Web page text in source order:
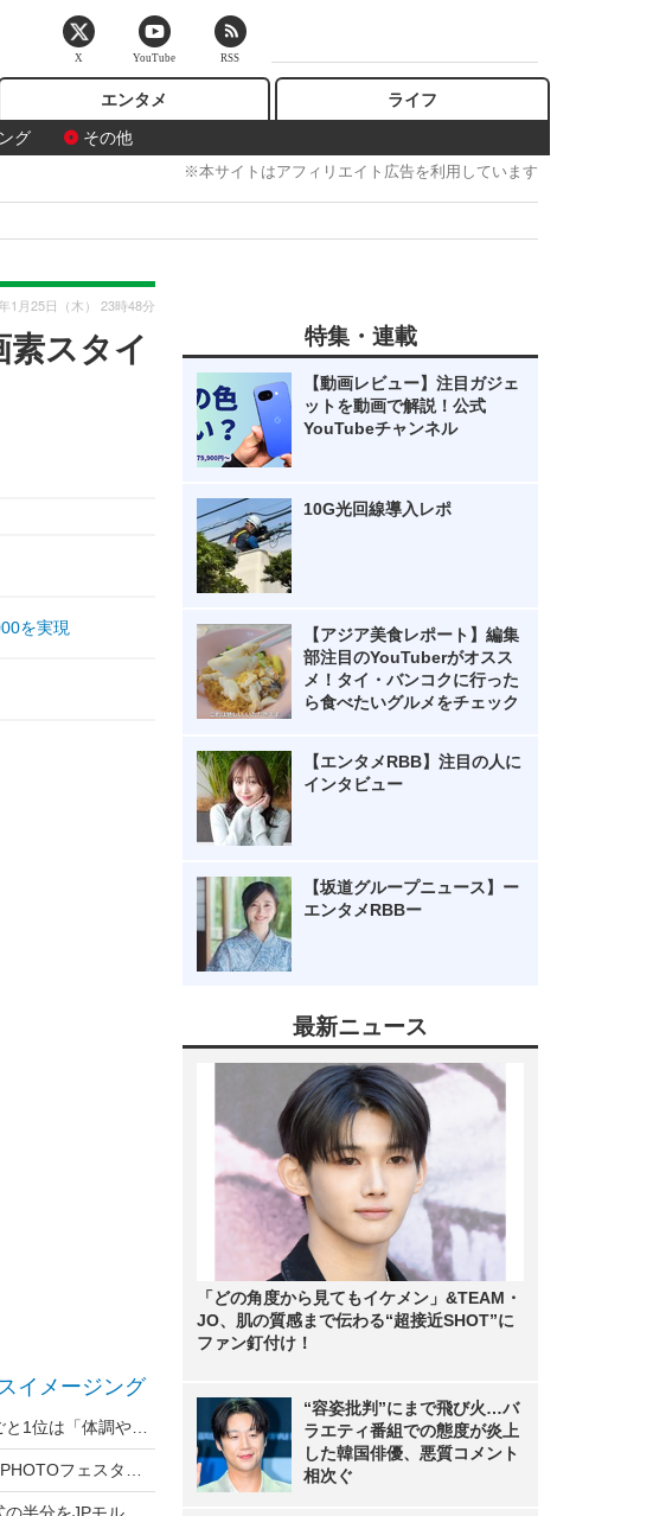
グ その他
エンタメ ライフ
※本サイトはアフィリエイト広告を利用しています
スタイ
1月25日（木） 23時48分
を実現
イメージング
特集・連載
【動画レビュー】注目ガジェ
ットを動画で解説！公式
YouTubeチャンネル
10G光回線導入レポ
【アジア美食レポート】編集
部注目のYouTuberがオスス
メ！タイ・バンコクに行った
ら食べたいグルメをチェック
【エンタメRBB】注目の人に
インタビュー
【坂道グループニュース】ー
エンタメRBBー
最新ニュース
「どの角度から見てもイケメン」&TEAM・
JO、肌の質感まで伝わる“超接近SHOT”に
ファン釘付け！
“容姿批判”にまで飛び火…バ
ラエティ番組での態度が炎上
した韓国俳優、悪質コメント
相次ぐ
X YouTube RSS